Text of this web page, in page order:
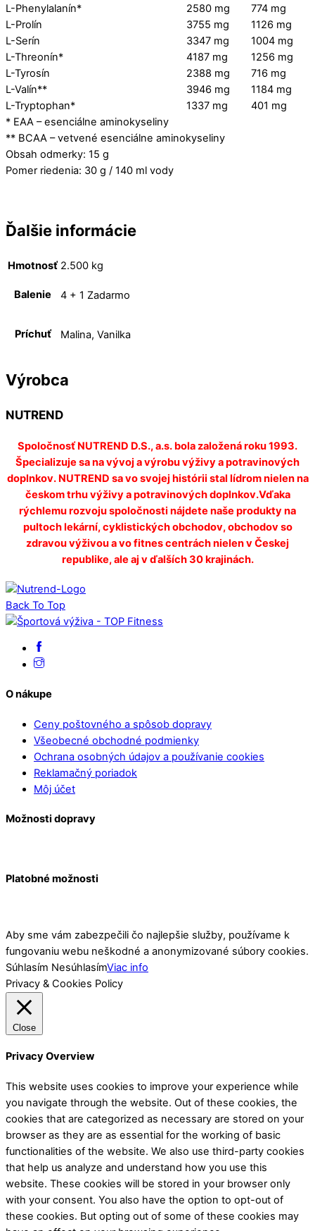
L-Phenylalanín*
2580 mg
774 mg
L-Prolín
3755 mg
1126 mg
L-Serín
3347 mg
1004 mg
L-Threonín*
4187 mg
1256 mg
L-Tyrosín
2388 mg
716 mg
L-Valín**
3946 mg
1184 mg
L-Tryptophan*
1337 mg
401 mg
* EAA – esenciálne aminokyseliny
** BCAA – vetvené esenciálne aminokyseliny
Obsah odmerky: 15 g
Pomer riedenia: 30 g / 140 ml vody
Ďalšie informácie
Hmotnosť 2.500 kg
Balenie 4 + 1 Zadarmo
Príchuť Malina, Vanilka
Výrobca
NUTREND
Spoločnosť NUTREND D.S., a.s. bola založená roku 1993.
Špecializuje sa na vývoj a výrobu výživy a potravinových
doplnkov. NUTREND sa vo svojej histórii stal lídrom nielen na
českom trhu výživy a potravinových doplnkov.Vďaka
rýchlemu rozvoju spoločnosti nájdete naše produkty na
pultoch lekární, cyklistických obchodov, obchodov so
zdravou výživou a vo fitnes centrách nielen v Českej
republike, ale aj v ďalších 30 krajinách.
Back To Top
O nákupe
Ceny poštovného a spôsob dopravy
Všeobecné obchodné podmienky
Ochrana osobných údajov a používanie cookies
Reklamačný poriadok
Môj účet
Možnosti dopravy
Platobné možnosti
Aby sme vám zabezpečili čo najlepšie služby, používame k
fungovaniu webu neškodné a anonymizované súbory cookies.
Súhlasím NesúhlasímViac info
Privacy & Cookies Policy
Close
Privacy Overview
This website uses cookies to improve your experience while
you navigate through the website. Out of these cookies, the
cookies that are categorized as necessary are stored on your
browser as they are as essential for the working of basic
functionalities of the website. We also use third-party cookies
that help us analyze and understand how you use this
website. These cookies will be stored in your browser only
with your consent. You also have the option to opt-out of
these cookies. But opting out of some of these cookies may